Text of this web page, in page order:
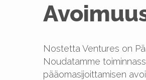
Nostetta Ventures on
Noudatamme
pääomasijoittamisen